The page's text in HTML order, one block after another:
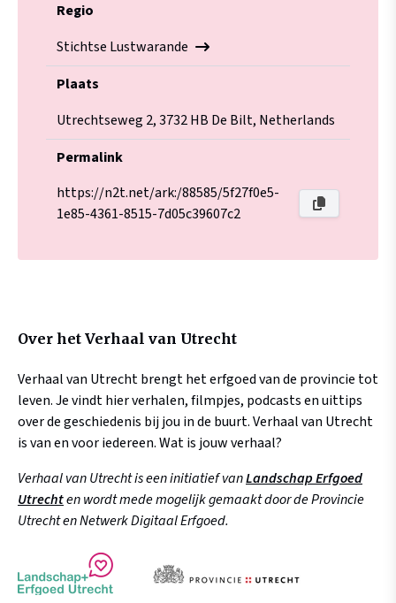
Regio
Stichtse Lustwarande
Plaats
Utrechtseweg 2, 3732 HB De Bilt, Netherlands
Permalink
https://n2t.net/ark:/88585/5f27f0e5-
1e85-4361-8515-7d05c39607c2
Over het Verhaal van Utrecht
Verhaal van Utrecht brengt het erfgoed van de provincie tot
leven. Je vindt hier verhalen, filmpjes, podcasts en uittips
over de geschiedenis bij jou in de buurt. Verhaal van Utrecht
is van en voor iedereen. Wat is jouw verhaal?
Verhaal van Utrecht is een initiatief vanLandschap Erfgoed
Utrechten wordt mede mogelijk gemaakt door de Provincie
Utrecht en Netwerk Digitaal Erfgoed.